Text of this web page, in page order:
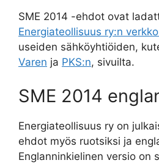
SME 2014 -ehdot ovat
Energiateollisuus ry:n
useiden sähköyhtiöiden,
Varen ja PKS:n, sivuilta.
SME 2014
Energiateollisuus ry on
ehdot myös ruotsiksi ja
Englanninkielinen versio on